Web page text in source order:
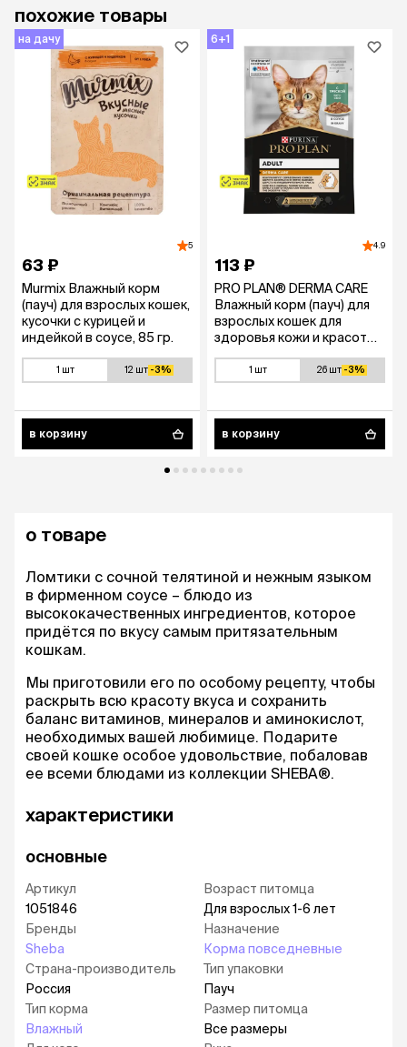
похожие товары
на дачу
5
63 ₽
Murmix Влажный корм
(пауч) для взрослых кошек,
кусочки с курицей и
индейкой в соусе, 85 гр.
1 шт 12 шт -3%
в корзину
6+1
4.9
113 ₽
PRO PLAN® DERMA CARE
Влажный корм (пауч) для
взрослых кошек для
здоровья кожи и красоты
85 гр.1 шт 26 шт -3%
в корзину
о товаре
Ломтики с сочной телятиной и нежным языком
в фирменном соусе – блюдо из
высококачественных ингредиентов, которое
придётся по вкусу самым притязательным
кошкам.
Мы приготовили его по особому рецепту, чтобы
раскрыть всю красоту вкуса и сохранить
баланс витаминов, минералов и аминокислот,
необходимых вашей любимице. Подарите
своей кошке особое удовольствие, побаловав
ее всеми блюдами из коллекции SHEBA®.
характеристики
основные
Артикул
1051846
Бренды
Sheba
Страна-производитель
Россия
Тип корма
Влажный
Возраст питомца
Для взрослых 1-6 лет
Назначение
Корма повседневные
Тип упаковки
Пауч
Размер питомца
Все размеры